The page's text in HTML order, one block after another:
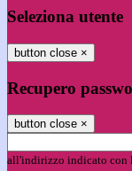
Seleziona utente
button close ×
Recupero
button close ×
all'indirizzo indicato con